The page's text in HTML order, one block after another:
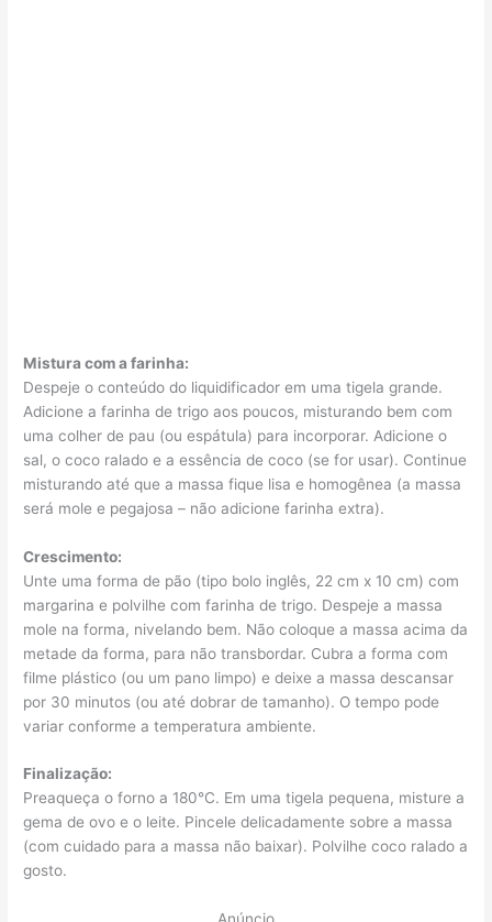
Mistura com a farinha:
Despeje o conteúdo do liquidificador em uma tigela grande.
Adicione a farinha de trigo aos poucos, misturando bem com
uma colher de pau (ou espátula) para incorporar. Adicione o
sal, o coco ralado e a essência de coco (se for usar). Continue
misturando até que a massa fique lisa e homogênea (a massa
será mole e pegajosa – não adicione farinha extra).
Crescimento:
Unte uma forma de pão (tipo bolo inglês, 22 cm x 10 cm) com
margarina e polvilhe com farinha de trigo. Despeje a massa
mole na forma, nivelando bem. Não coloque a massa acima da
metade da forma, para não transbordar. Cubra a forma com
filme plástico (ou um pano limpo) e deixe a massa descansar
por 30 minutos (ou até dobrar de tamanho). O tempo pode
variar conforme a temperatura ambiente.
Finalização:
Preaqueça o forno a 180°C. Em uma tigela pequena, misture a
gema de ovo e o leite. Pincele delicadamente sobre a massa
(com cuidado para a massa não baixar). Polvilhe coco ralado a
gosto.